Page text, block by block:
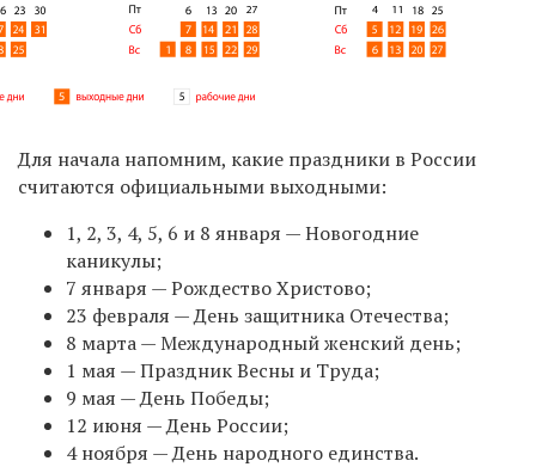
Для начала напомним, какие праздники в России
считаются официальными выходными:
1, 2, 3, 4, 5, 6 и 8 января — Новогодние
каникулы;
7 января — Рождество Христово;
23 февраля — День защитника Отечества;
8 марта — Международный женский день;
1 мая — Праздник Весны и Труда;
9 мая — День Победы;
12 июня — День России;
4 ноября — День народного единства.